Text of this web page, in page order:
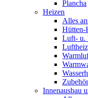
Plancha
Heizen
Alles
Hütten-
Luft- u.
Innenausbau